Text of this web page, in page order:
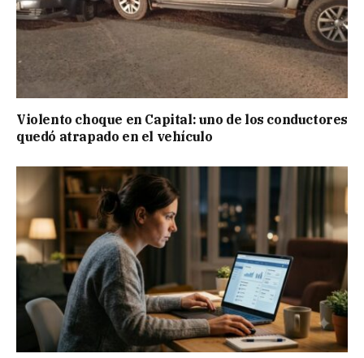
Violento choque en Capital: uno de los conductores
quedó atrapado en el vehículo